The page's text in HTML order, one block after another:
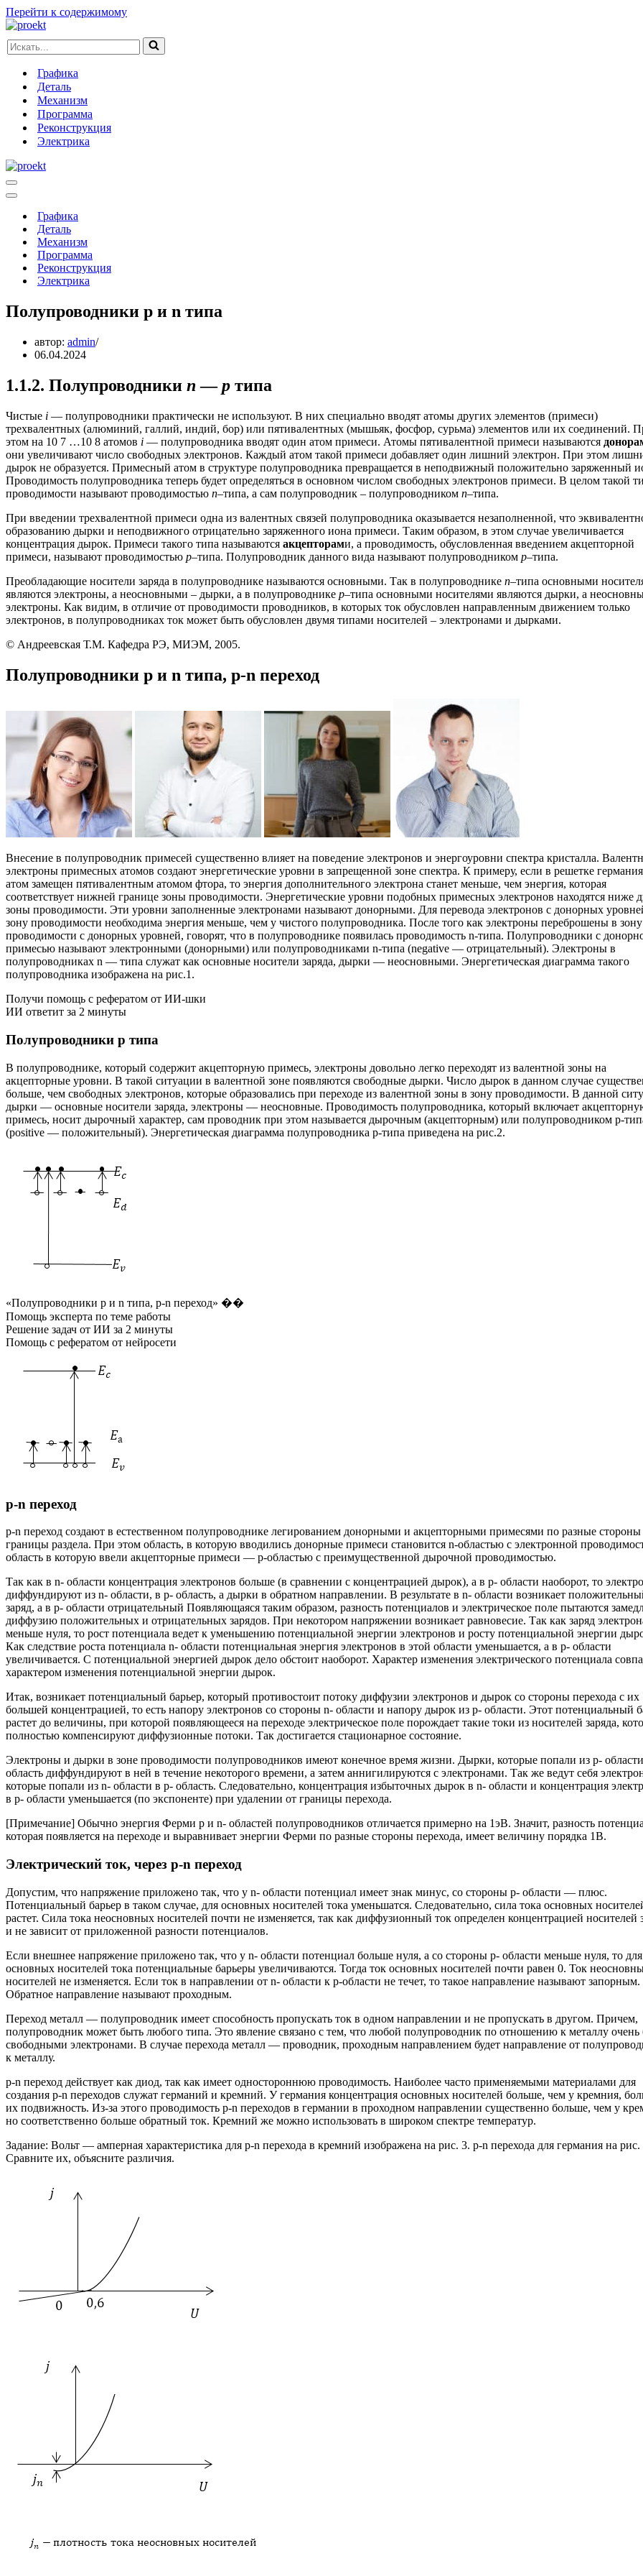
Перейти к содержимому
Искать...
Графика
Деталь
Механизм
Программа
Реконструкция
Электрика
Меню
навигации
Меню
навигацииГрафика
Деталь
Механизм
Программа
Реконструкция
Электрика
Полупроводники p и n типа
автор: admin
06.04.2024
1.1.2. Полупроводники n —p типа
Чистые i — полупроводники практически не используют. В них специально вводят атомы других элементов (примеси)
трехвалентных (алюминий, галлий, индий, бор) или пятивалентных (мышьяк, фосфор, сурьма) элементов или их соединений.
этом на 10 7 …10 8 атомов i — полупроводника вводят один атом примеси. Атомы пятивалентной примеси называются
они увеличивают число свободных электронов. Каждый атом такой примеси добавляет один лишний электрон. При этом
дырок не образуется. Примесный атом в структуре полупроводника превращается в неподвижный положительно заряженный
Проводимость полупроводника теперь будет определяться в основном числом свободных электронов примеси. В целом такой
проводимости называют проводимостью n–типа, а сам полупроводник – полупроводником n–типа.
При введении трехвалентной примеси одна из валентных связей полупроводника оказывается незаполненной, что
образованию дырки и неподвижного отрицательно заряженного иона примеси. Таким образом, в этом случае увеличивается
концентрация дырок. Примеси такого типа называются акцепторами, а проводимость, обусловленная введением акцепторной
примеси, называют проводимостью р–типа. Полупроводник данного вида называют полупроводником р–типа.
Преобладающие носители заряда в полупроводнике называются основными. Так в полупроводнике n–типа основными
являются электроны, а неосновными – дырки, а в полупроводнике р–типа основными носителями являются дырки, а
электроны. Как видим, в отличие от проводимости проводников, в которых ток обусловлен направленным движением только
электронов, в полупроводниках ток может быть обусловлен двумя типами носителей – электронами и дырками.
© Андреевская Т.М. Кафедра РЭ, МИЭМ, 2005.
Полупроводники p и n типа, p-n переход
Внесение в полупроводник примесей существенно влияет на поведение электронов и энергоуровни спектра кристалла.
электроны примесных атомов создают энергетические уровни в запрещенной зоне спектра. К примеру, если в решетке
атом замещен пятивалентным атомом фтора, то энергия дополнительного электрона станет меньше, чем энергия, которая
соответствует нижней границе зоны проводимости. Энергетические уровни подобных примесных электронов находятся ниже
зоны проводимости. Эти уровни заполненные электронами называют донорными. Для перевода электронов с донорных
зону проводимости необходима энергия меньше, чем у чистого полупроводника. После того как электроны переброшены в зону
проводимости с донорных уровней, говорят, что в полупроводнике появилась проводимость n-типа. Полупроводники с
примесью называют электронными (донорными) или полупроводниками n-типа (negative — отрицательный). Электроны в
полупроводниках n — типа служат как основные носители заряда, дырки — неосновными. Энергетическая диаграмма такого
полупроводника изображена на рис.1.
Получи помощь с рефератом от ИИ-шки
ИИ ответит за 2 минуты
Полупроводники p типа
В полупроводнике, который содержит акцепторную примесь, электроны довольно легко переходят из валентной зоны на
акцепторные уровни. В такой ситуации в валентной зоне появляются свободные дырки. Число дырок в данном случае
больше, чем свободных электронов, которые образовались при переходе из валентной зоны в зону проводимости. В данной
дырки — основные носители заряда, электроны — неосновные. Проводимость полупроводника, который включает
примесь, носит дырочный характер, сам проводник при этом называется дырочным (акцепторным) или полупроводником p-
(positive — положительный). Энергетическая диаграмма полупроводника p-типа приведена на рис.2.
«Полупроводники p и n типа, p-n переход» ��
Помощь эксперта по теме работы
Решение задач от ИИ за 2 минуты
Помощь с рефератом от нейросети
p-n переход
p-n переход создают в естественном полупроводнике легированием донорными и акцепторными примесями по разные стороны
границы раздела. При этом область, в которую вводились донорные примеси становится n-областью с электронной
область в которую ввели акцепторные примеси — p-областью с преимущественной дырочной проводимостью.
Так как в n- области концентрация электронов больше (в сравнении с концентрацией дырок), а в p- области наоборот, то
диффундируют из n- области, в p- область, а дырки в обратном направлении. В результате в n- области возникает
заряд, а в p- области отрицательный Появляющаяся таким образом, разность потенциалов и электрическое поле пытаются
диффузию положительных и отрицательных зарядов. При некотором напряжении возникает равновесие. Так как заряд
меньше нуля, то рост потенциала ведет к уменьшению потенциальной энергии электронов и росту потенциальной энергии
Как следствие роста потенциала n- области потенциальная энергия электронов в этой области уменьшается, а в p- области
увеличивается. С потенциальной энергией дырок дело обстоит наоборот. Характер изменения электрического потенциала
характером изменения потенциальной энергии дырок.
Итак, возникает потенциальный барьер, который противостоит потоку диффузии электронов и дырок со стороны перехода с их
большей концентрацией, то есть напору электронов со стороны n- области и напору дырок из p- области. Этот потенциальный
растет до величины, при которой появляющееся на переходе электрическое поле порождает такие токи из носителей заряда,
полностью компенсируют диффузионные потоки. Так достигается стационарное состояние.
Электроны и дырки в зоне проводимости полупроводников имеют конечное время жизни. Дырки, которые попали из p-
область диффундируют в ней в течение некоторого времени, а затем аннигилируются с электронами. Так же ведут себя
которые попали из n- области в p- область. Следовательно, концентрация избыточных дырок в n- области и концентрация
в p- области уменьшается (по экспоненте) при удалении от границы перехода.
[Примечание] Обычно энергия Ферми p и n- областей полупроводников отличается примерно на 1эВ. Значит, разность
которая появляется на переходе и выравнивает энергии Ферми по разные стороны перехода, имеет величину порядка 1В.
Электрический ток, через p-n переход
Допустим, что напряжение приложено так, что у n- области потенциал имеет знак минус, со стороны p- области — плюс.
Потенциальный барьер в таком случае, для основных носителей тока уменьшатся. Следовательно, сила тока основных
растет. Сила тока неосновных носителей почти не изменяется, так как диффузионный ток определен концентрацией носителей
и не зависит от приложенной разности потенциалов.
Если внешнее напряжение приложено так, что у n- области потенциал больше нуля, а со стороны p- области меньше нуля, то для
основных носителей тока потенциальные барьеры увеличиваются. Тогда ток основных носителей почти равен 0. Ток
носителей не изменяется. Если ток в направлении от n- области к p-области не течет, то такое направление называют запорным.
Обратное направление называют проходным.
Переход металл — полупроводник имеет способность пропускать ток в одном направлении и не пропускать в другом. Причем,
полупроводник может быть любого типа. Это явление связано с тем, что любой полупроводник по отношению к металлу очень
свободными электронами. В случае перехода металл — проводник, проходным направлением будет направление от
к металлу.
p-n переход действует как диод, так как имеет одностороннюю проводимость. Наиболее часто применяемыми материалами для
создания p-n переходов служат германий и кремний. У германия концентрация основных носителей больше, чем у кремния,
их подвижность. Из-за этого проводимость p-n переходов в германии в проходном направлении существенно больше, чем у
но соответственно больше обратный ток. Кремний же можно использовать в широком спектре температур.
Задание: Вольт — амперная характеристика для p-n перехода в кремний изображена на рис. 3. p-n перехода для германия на рис.
Сравните их, объясните различия.